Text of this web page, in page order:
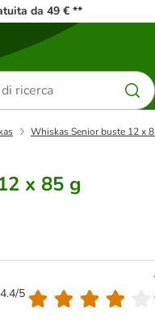
da 49 € **
Whiskas Senior buste 12 x
x 85 g
5